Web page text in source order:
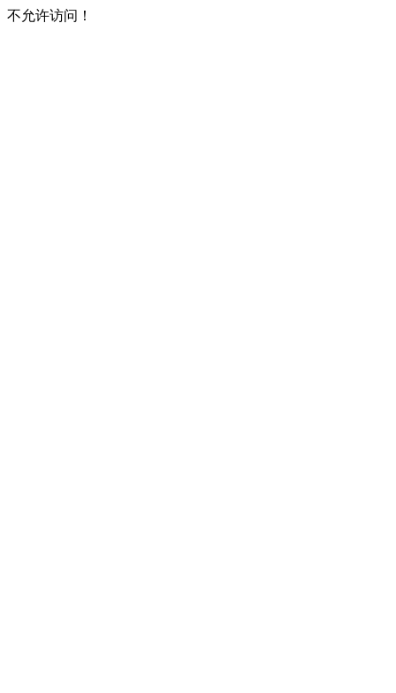
不允许访问！